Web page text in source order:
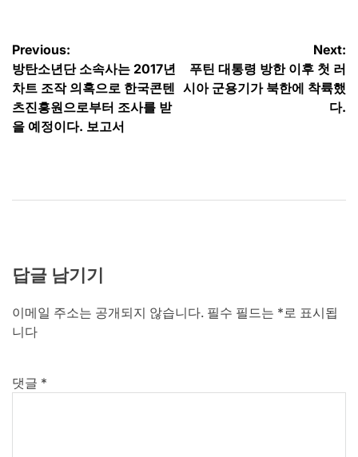
글
탐
색
Previous:
방탄소년단 소속사는 2017년
차트 조작 의혹으로 한국콘텐
츠진흥원으로부터 조사를 받
을 예정이다. 보고서
Next:
푸틴 대통령 방한 이후 첫 러
시아 군용기가 북한에 착륙했
다.
답글 남기기
이메일 주소는 공개되지 않습니다. 필수 필드는 *로 표시됩
니다
댓글 *